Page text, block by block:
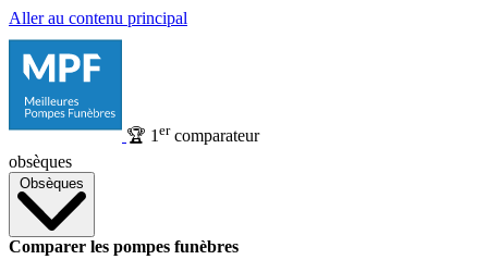
Aller au contenu principal
🏆 1 ercomparateur
obsèques
Obsèques
Comparer les pompes funèbres